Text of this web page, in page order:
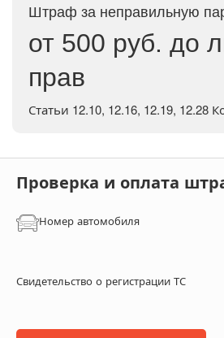
Штраф за неправильную
от 500 руб. до
прав
Статьи 12.10, 12.16, 12.19, 12.28
Проверка и оплата
Номер автомобиля
Свидетельство о регистрации ТС